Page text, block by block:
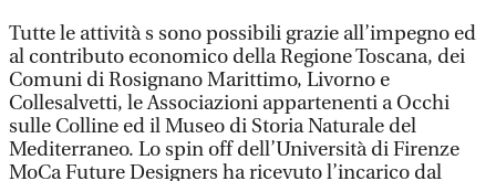
Tutte le attività s sono possibili grazie all’impegno ed
al contributo economico della Regione Toscana, dei
Comuni di Rosignano Marittimo, Livorno e
Collesalvetti, le Associazioni appartenenti a Occhi
sulle Colline ed il Museo di Storia Naturale del
Mediterraneo. Lo spin off dell’Università di Firenze
MoCa Future Designers ha ricevuto l’incarico dal